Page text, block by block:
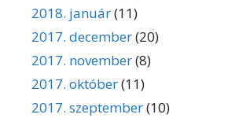
2018. január(11)
2017. december(20)
2017. november(8)
2017. október(11)
2017. szeptember(10)